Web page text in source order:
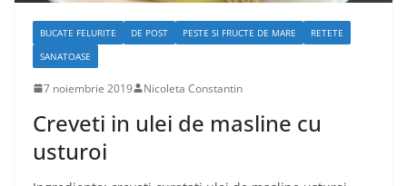
BUCATE FELURITE DE POST PESTE SI FRUCTE DE MARE
RETETE
SANATOASE
7 noiembrie 2019 Nicoleta Constantin
Creveti in ulei de masline cu
usturoi